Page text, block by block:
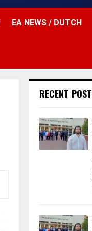
EA NEWS / DUTCH
RECENT